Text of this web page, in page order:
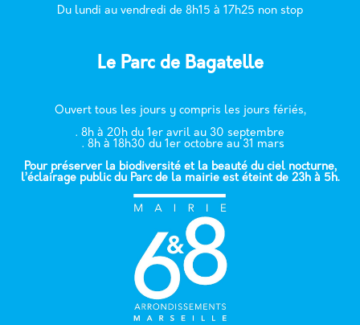
Du lundi au vendredi de 8h15 à 17h25 non stop
Le Parc de Bagatelle
Ouvert tous les jours y compris les jours fériés,
. 8h à 20h du 1er avril au 30 septembre
. 8h à 18h30 du 1er octobre au 31 mars
Pour préserver la biodiversité et la beauté du ciel nocturne,
l’éclairage public du Parc de la mairie est éteint de 23h à 5h.